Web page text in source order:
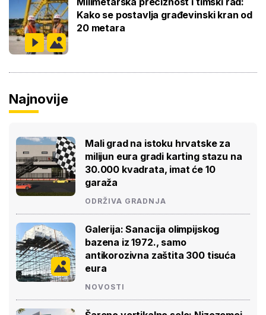
Kako se postavlja građevinski kran od
20 metara
Najnovije
Mali grad na istoku hrvatske za
milijun eura gradi karting stazu na
30.000 kvadrata, imat će 10
garaža
ODRŽIVA GRADNJA
Galerija: Sanacija olimpijskog
bazena iz 1972., samo
antikorozivna zaštita 300 tisuća
eura
NOVOSTI